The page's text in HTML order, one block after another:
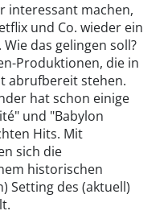
interessant machen,
und Co. wieder ein
das gelingen soll?
Produktionen, die in
abrufbereit stehen.
hat schon einige
und "Babylon
Hits. Mit
sich die
historischen
Setting des (aktuell)